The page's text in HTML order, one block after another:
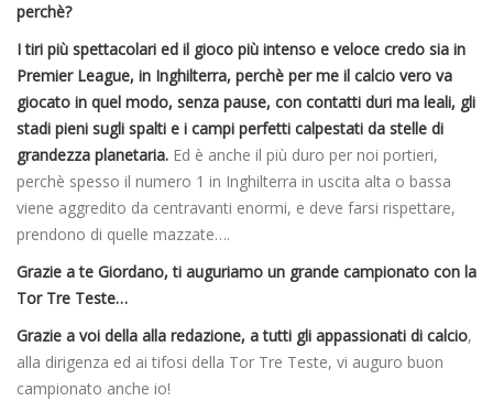
perchè?
I tiri più spettacolari ed il gioco più intenso e veloce credo sia in
Premier League, in Inghilterra, perchè per me il calcio vero va
giocato in quel modo, senza pause, con contatti duri ma leali, gli
stadi pieni sugli spalti e i campi perfetti calpestati da stelle di
grandezza planetaria. Ed è anche il più duro per noi portieri,
perchè spesso il numero 1 in Inghilterra in uscita alta o bassa
viene aggredito da centravanti enormi, e deve farsi rispettare,
prendono di quelle mazzate….
Grazie a te Giordano, ti auguriamo un grande campionato con la
Tor Tre Teste…
Grazie a voi della alla redazione, a tutti gli appassionati di calcio,
alla dirigenza ed ai tifosi della Tor Tre Teste, vi auguro buon
campionato anche io!